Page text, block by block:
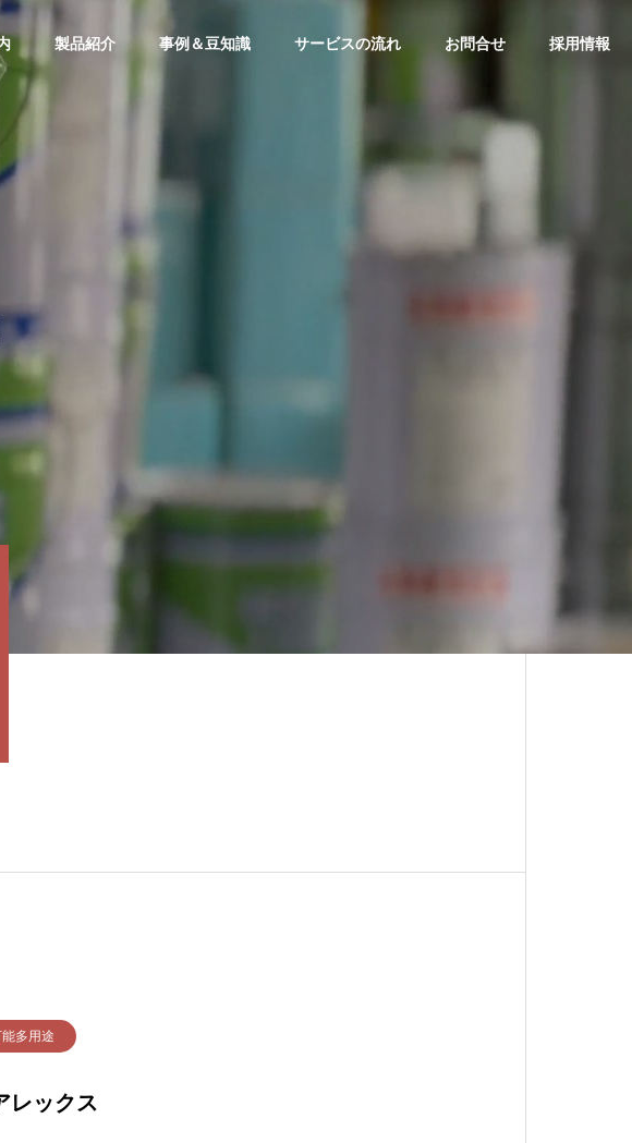
製品紹介 事例＆豆知識 サービスの流れ お問合せ 採用情報
多用途
レックス